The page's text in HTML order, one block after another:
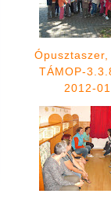
Ópusztaszer,
TÁMOP-
2012-